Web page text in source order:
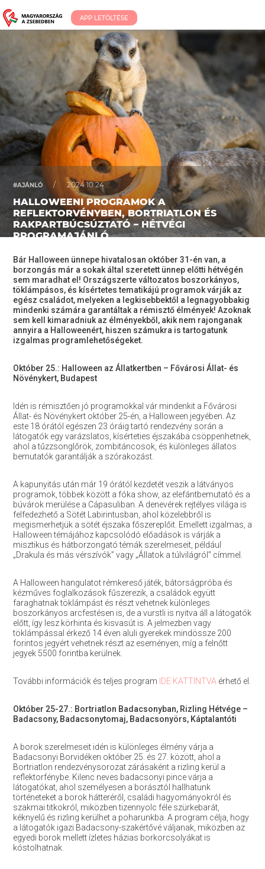
APP LETÖLTÉSE
#AJÁNLÓ / 2024.10.24.
HALLOWEENI PROGRAMOK A
REFLEKTORVÉNYBEN, BORTRIATLON ÉS
RAKPARTBÚCSÚZTATÓ – HÉTVÉGI
PROGRAMAJÁNLÓ
Bár Halloween ünnepe hivatalosan október 31-én van, a
borzongás már a sokak által szeretett ünnep előtti hétvégén
sem maradhat el! Országszerte változatos boszorkányos,
töklámpásos, és kísértetes tematikájú programok várják az
egész családot, melyeken a legkisebbektől a legnagyobbakig
mindenki számára garantáltak a rémisztő élmények! Azoknak
sem kell kimaradniuk az élményekből, akik nem rajonganak
annyira a Halloweenért, hiszen számukra is tartogatunk
izgalmas programlehetőségeket.
Október 25.: Halloween az Állatkertben – Fővárosi Állat- és
Növénykert, Budapest
Idén is rémisztően jó programokkal vár mindenkit a Fővárosi
Állat- és Növénykert október 25-én, a Halloween jegyében. Az
este 18 órától egészen 23 óráig tartó rendezvény során a
látogatók egy varázslatos, kísérteties éjszakába csöppenhetnek,
ahol a tűzzsonglőrök, zombitáncosok, és különleges állatos
bemutatók garantálják a szórakozást.
A kapunyitás után már 19 órától kezdetét veszik a látványos
programok, többek között a fóka show, az elefántbemutató és a
búvárok merülése a Cápasuliban. A denevérek rejtélyes világa is
felfedezhető a Sötét Labirintusban, ahol közelebbről is
megismerhetjük a sötét éjszaka főszereplőit. Emellett izgalmas, a
Halloween témájához kapcsolódó előadások is várják a
misztikus és hátborzongató témák szerelmeseit, például
„Drakula és más vérszívók” vagy „Állatok a túlvilágról” címmel.
A Halloween hangulatot rémkereső játék, bátorságpróba és
kézműves foglalkozások fűszerezik, a családok együtt
faraghatnak töklámpást és részt vehetnek különleges
boszorkányos arcfestésen is, de a vurstli is nyitva áll a látogatók
előtt, így lesz körhinta és kisvasút is. A jelmezben vagy
töklámpással érkező 14 éven aluli gyerekek mindössze 200
forintos jegyért vehetnek részt az eseményen, míg a felnőtt
jegyek 5500 forintba kerülnek.
További információk és teljes program IDE KATTINTVA érhető el.
Október 25-27.: Bortriatlon Badacsonyban, Rizling Hétvége –
Badacsony, Badacsonytomaj, Badacsonyörs, Káptalantóti
A borok szerelmeseit idén is különleges élmény várja a
Badacsonyi Borvidéken október 25. és 27. között, ahol a
Bortriatlon rendezvénysorozat zárásaként a rizling kerül a
reflektorfénybe. Kilenc neves badacsonyi pince várja a
látogatókat, ahol személyesen a borásztól hallhatunk
történeteket a borok hátteréről, családi hagyományokról és
szakmai titkokról, miközben tizennyolc féle szürkebarát,
kéknyelű és rizling kerülhet a poharunkba. A program célja, hogy
a látogatók igazi Badacsony-szakértővé váljanak, miközben az
egyedi borok mellett ízletes házias borkorcsolyákat is
kóstolhatnak.